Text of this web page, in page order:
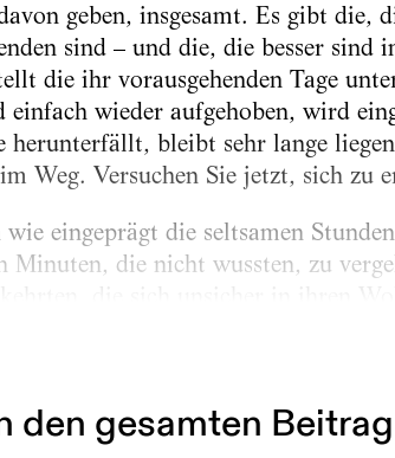
geben, insgesamt. Es gibt die,
sind – und die, die besser
die ihr vorausgehenden Tage
wieder aufgehoben, wird
herunterfällt, bleibt sehr lange
Weg. Versuchen Sie jetzt, sich zu
wie eingeprägt die seltsamen
Minuten, die nicht wussten, zu
den gesamten